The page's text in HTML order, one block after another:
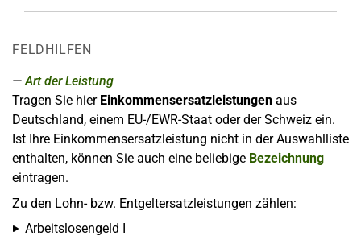
FELDHILFEN
Art der Leistung
Tragen Sie hier Einkommensersatzleistungen aus
Deutschland, einem EU-/EWR-Staat oder der Schweiz ein.
Ist Ihre Einkommensersatzleistung nicht in der Auswahlliste
enthalten, können Sie auch eine beliebige Bezeichnung
eintragen.
Zu den Lohn- bzw. Entgeltersatzleistungen zählen:
Arbeitslosengeld I